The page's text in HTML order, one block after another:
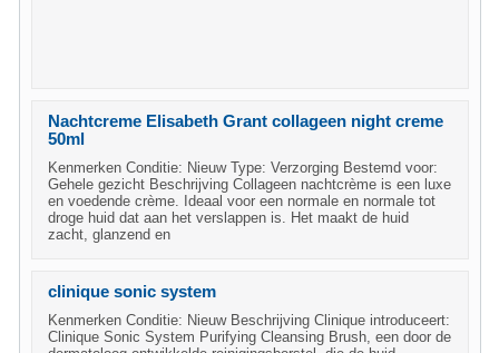
Nachtcreme Elisabeth Grant collageen night creme
50ml
Kenmerken Conditie: Nieuw Type: Verzorging Bestemd voor:
Gehele gezicht Beschrijving Collageen nachtcrème is een luxe
en voedende crème. Ideaal voor een normale en normale tot
droge huid dat aan het verslappen is. Het maakt de huid
zacht, glanzend en
clinique sonic system
Kenmerken Conditie: Nieuw Beschrijving Clinique introduceert:
Clinique Sonic System Purifying Cleansing Brush, een door de